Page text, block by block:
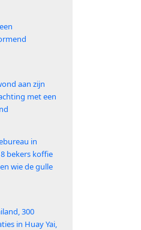
aan zijn
met een
in
bekers koffie
wie de gulle
300
in Huay Yai,